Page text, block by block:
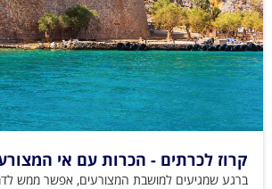
קרוז לכרתים - הכרות עם אי
ברגע שמגיעים למושבת המצורעים, אפשר ממש